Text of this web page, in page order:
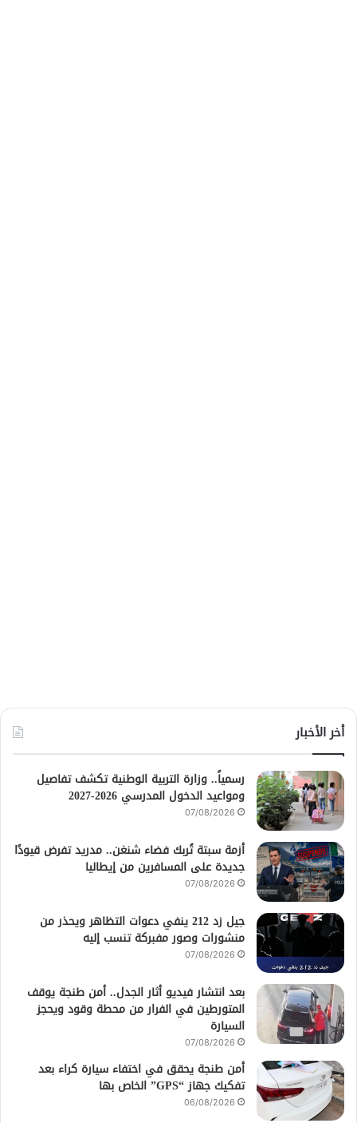
أخر الأخبار
رسمياً.. وزارة التربية الوطنية تكشف تفاصيل
ومواعيد الدخول المدرسي 2026-2027
07/08/2026
أزمة سبتة تُربك فضاء شنغن.. مدريد تفرض قيودًا
جديدة على المسافرين من إيطاليا
07/08/2026
جيل زد 212 ينفي دعوات التظاهر ويحذر من
منشورات وصور مفبركة تنسب إليه
07/08/2026
بعد انتشار فيديو أثار الجدل.. أمن طنجة يوقف
المتورطين في الفرار من محطة وقود ويحجز
السيارة
07/08/2026
أمن طنجة يحقق في اختفاء سيارة كراء بعد
تفكيك جهاز “GPS” الخاص بها
06/08/2026